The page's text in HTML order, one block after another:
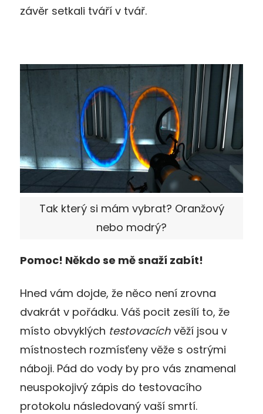
závěr setkali tváří v tvář.
Tak který si mám vybrat? Oranžový
nebo modrý?
Pomoc! Někdo se mě snaží zabít!
Hned vám dojde, že něco není zrovna
dvakrát v pořádku. Váš pocit zesílí to, že
místo obvyklých testovacích věží jsou v
místnostech rozmísťeny věže s ostrými
náboji. Pád do vody by pro vás znamenal
neuspokojivý zápis do testovacího
protokolu následovaný vaší smrtí.